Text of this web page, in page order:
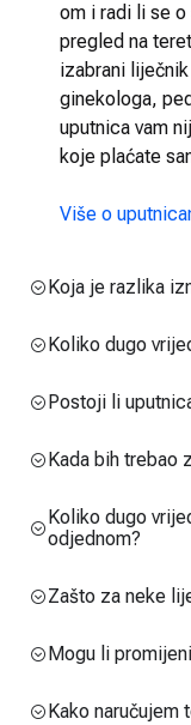
om i radi li se
pregled na
izabrani
ginekologa,
uputnica vam
koje plaćate
Više o
Koja je razlika
Koliko dugo
Postoji li
Kada bih trebao
Koliko dugo
odjednom?
Zašto za neke
Mogu li
Kako naručujem